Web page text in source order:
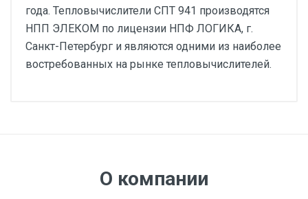
года. Тепловычислители СПТ 941 производятся
НПП ЭЛЕКОМ по лицензии НПФ ЛОГИКА, г.
Санкт-Петербург и являются одними из наиболее
востребованных на рынке тепловычислителей.
О компании